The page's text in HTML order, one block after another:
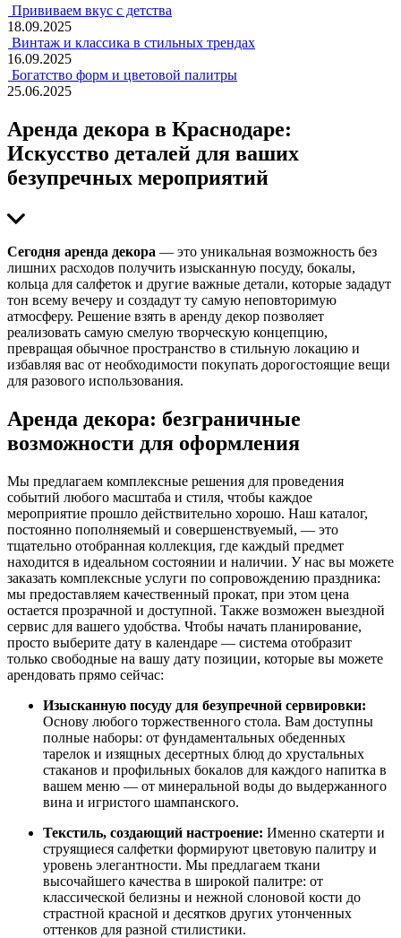
Прививаем вкус с детства
18.09.2025
Винтаж и классика в стильных трендах
16.09.2025
Богатство форм и цветовой палитры
25.06.2025
Арeнда декора в Краснодаре:
Искусство деталей для ваших
безупречных мероприятий
Сегодня аренда декора — это уникальная возможность без
лишних расходов получить изысканную посуду, бокалы,
кольца для салфеток и другие важные детали, которые зададут
тон всему вечеру и создадут ту самую неповторимую
атмосферу. Решение взять в аренду декор позволяет
реализовать самую смелую творческую концепцию,
превращая обычное пространство в стильную локацию и
избавляя вас от необходимости покупать дорогостоящие вещи
для разового использования.
Аренда декора: безграничные
возможности для оформления
Мы предлагаем комплексные решения для проведения
событий любого масштаба и стиля, чтобы каждое
мероприятие прошло действительно хорошо. Наш каталог,
постоянно пополняемый и совершенствуемый, — это
тщательно отобранная коллекция, где каждый предмет
находится в идеальном состоянии и наличии. У нас вы можете
заказать комплексные услуги по сопровождению праздника:
мы предоставляем качественный прокат, при этом цена
остается прозрачной и доступной. Также возможен выездной
сервис для вашего удобства. Чтобы начать планирование,
просто выберите дату в календаре — система отобразит
только свободные на вашу дату позиции, которые вы можете
арендовать прямо сейчас:
Изысканную посуду для безупречной сервировки:
Основу любого торжественного стола. Вам доступны
полные наборы: от фундаментальных обеденных
тарелок и изящных десертных блюд до хрустальных
стаканов и профильных бокалов для каждого напитка в
вашем меню — от минеральной воды до выдержанного
вина и игристого шампанского.
Текстиль, создающий настроение: Именно скатерти и
струящиеся салфетки формируют цветовую палитру и
уровень элегантности. Мы предлагаем ткани
высочайшего качества в широкой палитре: от
классической белизны и нежной слоновой кости до
страстной красной и десятков других утонченных
оттенков для разной стилистики.